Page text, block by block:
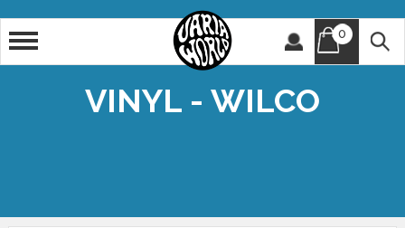
0
VINYL - WILCO